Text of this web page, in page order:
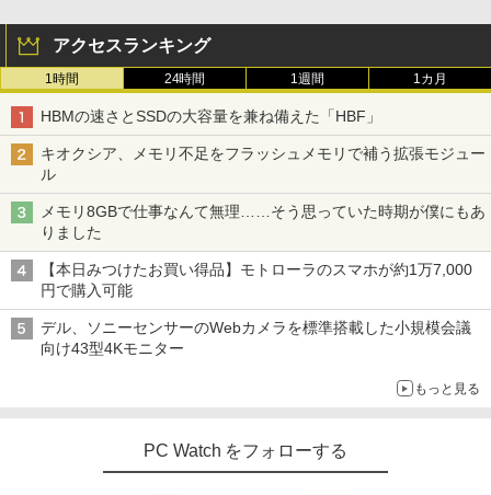
￥726
3
辺境の貧乏伯爵に嫁ぐことになったので
領地改革に励みます〜the letter from Bo
ule〜 5【電子書店共通特典イラスト
付】 【電子書籍】[ 深山じお ]
￥726
4
楽譜 吹奏楽J−POP 好きすぎて滅！〔Gra
料】
転生冒険譚〜/ 20 【電子書籍】[ KAKER
U ]
アクセスランキング
1時間 24時間 1週間 1カ月
HBMの速さとSSDの大容量を兼ね備えた「HBF」
キオクシア、メモリ不足をフラッシュメモリで補う拡張モジュー
ル
メモリ8GBで仕事なんて無理……そう思っていた時期が僕にもあ
りました
【本日みつけたお買い得品】モトローラのスマホが約1万7,000
円で購入可能
デル、ソニーセンサーのWebカメラを標準搭載した小規模会議
向け43型4Kモニター
もっと見る
PC Watch をフォローする